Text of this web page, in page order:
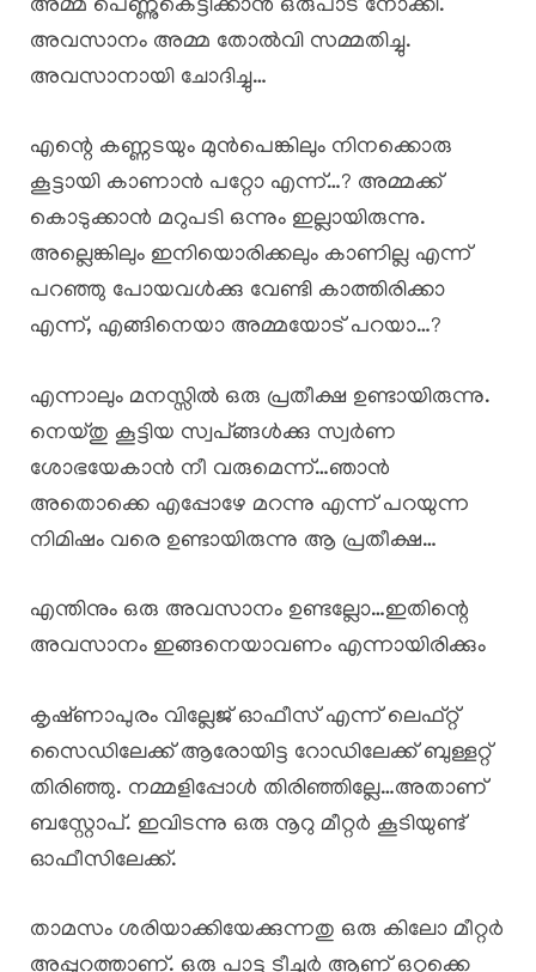
അമ്മ പെണ്ണുകെട്ടിക്കാൻ ഒരുപാട് നോക്കി.
അവസാനം അമ്മ തോൽവി സമ്മതിച്ചു.
അവസാനായി ചോദിച്ചു…
എന്റെ കണ്ണടയും മുൻപെങ്കിലും നിനക്കൊരു
കൂട്ടായി കാണാൻ പറ്റോ എന്ന്…? അമ്മക്ക്
കൊടുക്കാൻ മറുപടി ഒന്നും ഇല്ലായിരുന്നു.
അല്ലെങ്കിലും ഇനിയൊരിക്കലും കാണില്ല എന്ന്
പറഞ്ഞു പോയവൾക്കു വേണ്ടി കാത്തിരിക്കാ
എന്ന്, എങ്ങിനെയാ അമ്മയോട് പറയാ…?
എന്നാലും മനസ്സിൽ ഒരു പ്രതീക്ഷ ഉണ്ടായിരുന്നു.
നെയ്തു കൂട്ടിയ സ്വപ്ങ്ങൾക്കു സ്വർണ
ശോഭയേകാൻ നീ വരുമെന്ന്…ഞാൻ
അതൊക്കെ എപ്പോഴേ മറന്നു എന്ന് പറയുന്ന
നിമിഷം വരെ ഉണ്ടായിരുന്നു ആ പ്രതീക്ഷ…
എന്തിനും ഒരു അവസാനം ഉണ്ടല്ലോ…ഇതിന്റെ
അവസാനം ഇങ്ങനെയാവണം എന്നായിരിക്കും
കൃഷ്‌ണാപുരം വില്ലേജ് ഓഫീസ് എന്ന് ലെഫ്റ്റ്
സൈഡിലേക്ക് ആരോയിട്ട റോഡിലേക്ക് ബുള്ളറ്റ്
തിരിഞ്ഞു. നമ്മളിപ്പോൾ തിരിഞ്ഞില്ലേ…അതാണ്
ബസ്റ്റോപ്. ഇവിടന്നു ഒരു നൂറു മീറ്റർ കൂടിയുണ്ട്
ഓഫീസിലേക്ക്.
താമസം ശരിയാക്കിയേക്കുന്നതു ഒരു കിലോ മീറ്റർ
അപ്പുറത്താണ്. ഒരു പാട്ടു ടീച്ചർ ആണ് ഒറ്റക്കെ